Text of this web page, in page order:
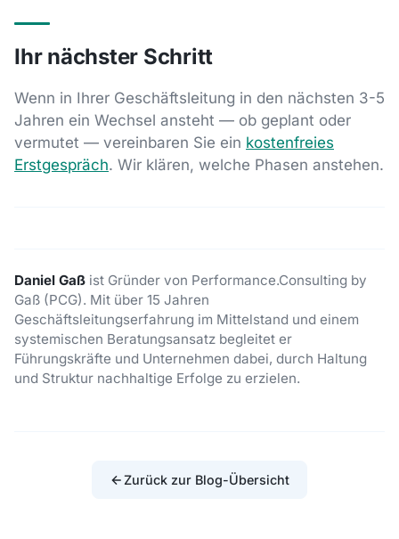
Ihr nächster Schritt
Wenn in Ihrer Geschäftsleitung in den nächsten 3-5
Jahren ein Wechsel ansteht — ob geplant oder
vermutet — vereinbaren Sie ein kostenfreies
Erstgespräch. Wir klären, welche Phasen anstehen.
Daniel Gaß ist Gründer von Performance.Consulting by
Gaß (PCG). Mit über 15 Jahren
Geschäftsleitungserfahrung im Mittelstand und einem
systemischen Beratungsansatz begleitet er
Führungskräfte und Unternehmen dabei, durch Haltung
und Struktur nachhaltige Erfolge zu erzielen.
Zurück zur Blog-Übersicht